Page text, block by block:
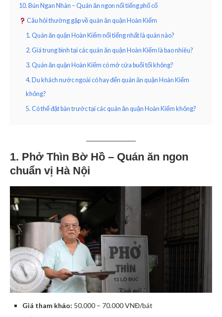
10. Bún Ngan Nhàn – Quán ăn ngon nổi tiếng phố cổ
Câu hỏi thường gặp về quán ăn quận Hoàn Kiếm
1. Quán ăn quận Hoàn Kiếm nổi tiếng nhất là quán nào?
2. Giá trung bình tại các quán ăn quận Hoàn Kiếm là bao nhiêu?
3. Quán ăn quận Hoàn Kiếm có mở cửa buổi tối không?
4. Du khách nước ngoài có hay đến quán ăn quận Hoàn Kiếm
không?
5. Có thể đặt bàn trước tại các quán ăn quận Hoàn Kiếm không?
1. Phở Thìn Bờ Hồ – Quán ăn ngon
chuẩn vị Hà Nội
Giá tham khảo: 50.000 – 70.000 VNĐ/bát